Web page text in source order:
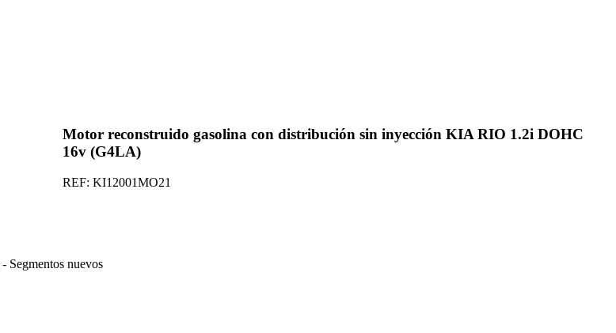
Motor reconstruido gasolina con distribución sin inyección KIA RIO 1.2i DOHC
16v (G4LA)
REF:KI12001MO21
- Segmentos nuevos